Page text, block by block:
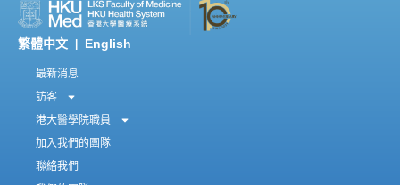
繁體中文 English
最新消息
訪客
港大醫學院職員
加入我們的團隊
聯絡我們